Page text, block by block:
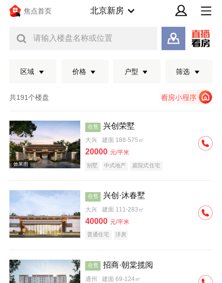
焦点首页 北京新房
请输入楼盘名称或位置
区域 价格 户型 筛选
共191个楼盘
效果图
在售 兴创荣墅
大兴 建面 188-575㎡
20000 元/平米
别墅 中式地产 庭院式住宅
在售 兴创·沐春墅
大兴 建面 111-283㎡
40000 元/平米
普通住宅 洋房
在售 招商·朝棠揽阅
通州 建面 69-124㎡